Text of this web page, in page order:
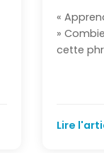
«
»
cette
Lire